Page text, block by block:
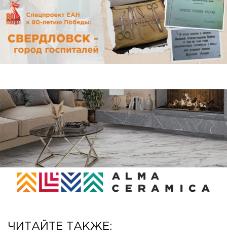
ЧИТАЙТЕ ТАКЖЕ: